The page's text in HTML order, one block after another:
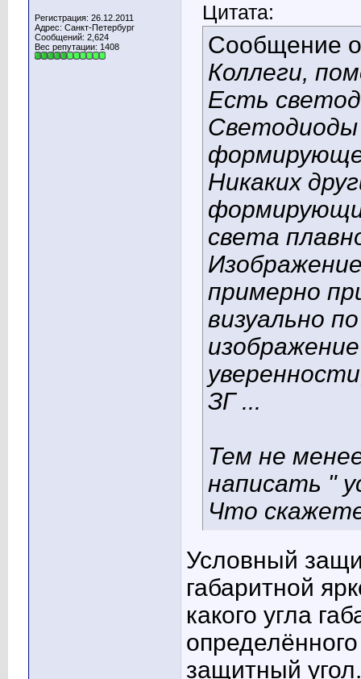
Регистрация: 26.12.2011
Адрес: Санкт-Петербург
Сообщений: 2,624
Вес репутации: 1408
Цитата:
Сообщение
Коллеги,
Есть
Светодиоды
Никаких
света
примерно
визуально
ЗГ ...
Тем не
написать "
Что
Условный
габаритной
какого угла
защитный угол.